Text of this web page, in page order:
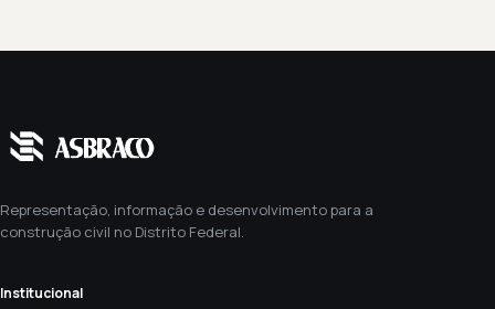
Representação, informação e desenvolvimento para a
construção civil no Distrito Federal.
Institucional